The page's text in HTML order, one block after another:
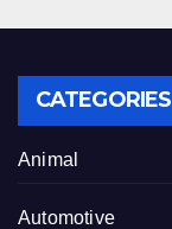
CATEGORIES
Animal
Automotive